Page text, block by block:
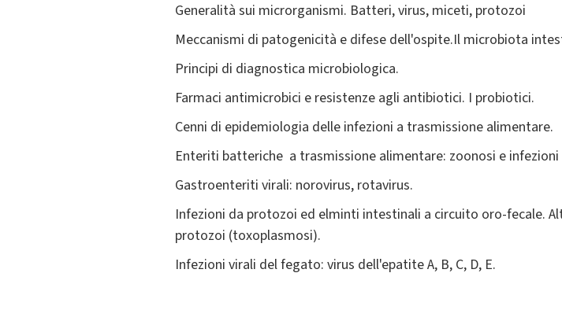
Generalità sui microrganismi. Batteri, virus, miceti, protozoi
Meccanismi di patogenicità e difese dell'ospite.Il microbiota
Principi di diagnostica microbiologica.
Farmaci antimicrobici e resistenze agli antibiotici. I probiotici.
Cenni di epidemiologia delle infezioni a trasmissione alimentare.
Enteriti batteriche a trasmissione alimentare: zoonosi e
Gastroenteriti virali: norovirus, rotavirus.
Infezioni da protozoi ed elminti intestinali a circuito oro-fecale.
protozoi (toxoplasmosi).
Infezioni virali del fegato: virus dell'epatite A, B, C, D, E.